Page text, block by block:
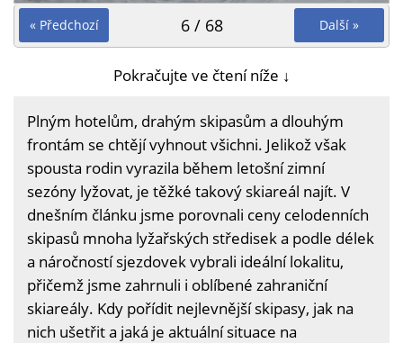
« Předchozí Další »
6 / 68
Pokračujte ve čtení níže ↓
Plným hotelům, drahým skipasům a dlouhým
frontám se chtějí vyhnout všichni. Jelikož však
spousta rodin vyrazila během letošní zimní
sezóny lyžovat, je těžké takový skiareál najít. V
dnešním článku jsme porovnali ceny celodenních
skipasů mnoha lyžařských středisek a podle délek
a náročností sjezdovek vybrali ideální lokalitu,
přičemž jsme zahrnuli i oblíbené zahraniční
skiareály. Kdy pořídit nejlevnější skipasy, jak na
nich ušetřit a jaká je aktuální situace na